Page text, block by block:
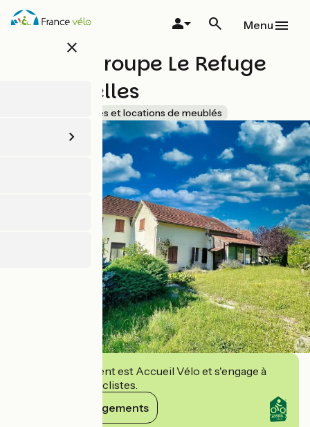
Aller
au
close
Menu
Gîte de groupe Le Refuge
des Gazelles
Gîtes et locations de meublés
Cet établissement est Accueil Vélo et s'engage à
accueillir des cyclistes.
Voir ses engagements